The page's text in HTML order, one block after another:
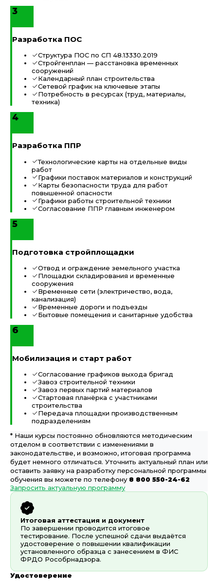
3
Разработка ПОС
Структура ПОС по СП 48.13330.2019
Стройгенплан — расстановка временных
сооружений
Календарный план строительства
Сетевой график на ключевые этапы
Потребность в ресурсах (труд, материалы,
техника)
4
Разработка ППР
Технологические карты на отдельные виды
работ
Графики поставок материалов и конструкций
Карты безопасности труда для работ
повышенной опасности
Графики работы строительной техники
Согласование ППР главным инженером
5
Подготовка стройплощадки
Отвод и ограждение земельного участка
Площадки складирования и временные
сооружения
Временные сети (электричество, вода,
канализация)
Временные дороги и подъезды
Бытовые помещения и санитарные удобства
6
Мобилизация и старт работ
Согласование графиков выхода бригад
Завоз строительной техники
Завоз первых партий материалов
Стартовая планёрка с участниками
строительства
Передача площадки производственным
подразделениям
* Наши курсы постоянно обновляются методическим
отделом в соответствии с изменениями в
законодательстве, и возможно, итоговая программа
будет немного отличаться. Уточнить актуальный план или
оставить заявку на разработку персональной программы
обучения вы можете по телефону 8 800 550-24-62
Запросить актуальную программу
Итоговая аттестация и документ
По завершении проводится итоговое
тестирование. После успешной сдачи выдаётся
удостоверение о повышении квалификации
установленного образца с занесением в ФИС
ФРДО Рособрнадзора.
Удостоверение